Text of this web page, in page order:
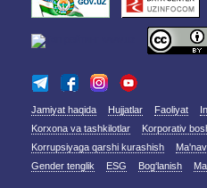
Jamiyat haqida Hujjatlar Faoliyat
Korxona va tashkilotlar
Korporativ
Korrupsiyaga qarshi kurashish
Gender tenglik
ESG Bog‘lanish